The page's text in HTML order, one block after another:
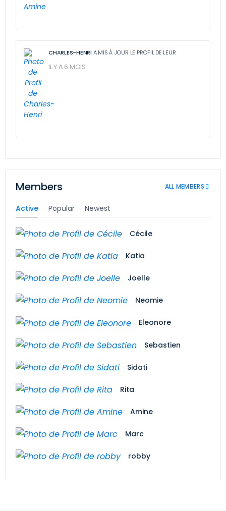
CHARLES-HENRI A MIS À JOUR LE PROFIL DE LEUR
IL Y A 6 MOIS
Members ALL MEMBERS
Active Popular Newest
Cécile
Katia
Joelle
Neomie
Eleonore
Sebastien
Sidati
Rita
Amine
Marc
robby